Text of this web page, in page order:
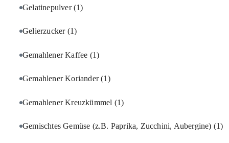
Gelatinepulver(1)
Gelierzucker (1)
Gemahlener Kaffee (1)
Gemahlener Koriander(1)
Gemahlener Kreuzkümmel (1)
Gemischtes Gemüse (z.B. Paprika, Zucchini, Aubergine) (1)